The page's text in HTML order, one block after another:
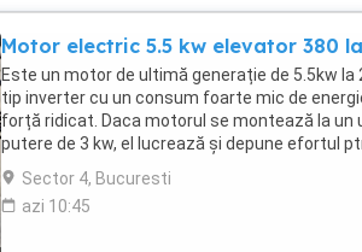
Motor electric 5.5 kw elevator 380
Este un motor de ultimă generație de 5.5kw la
tip inverter cu un consum foarte mic de
forță ridicat. Daca motorul se montează la un
putere de 3 kw, el lucrează și depune efortul
ce are nevoie de 4 kw, ...
Sector 4, Bucuresti
azi 10:45